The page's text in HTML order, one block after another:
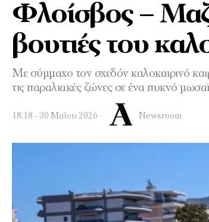
Φλοίσβος –
βουτιές του
Με σύμμαχο τον σχεδόν καλοκαιρινό
τις παραλιακές ζώνες σε ένα πυκνό
18:18 - 30 Μαΐου 2026 Newsroom